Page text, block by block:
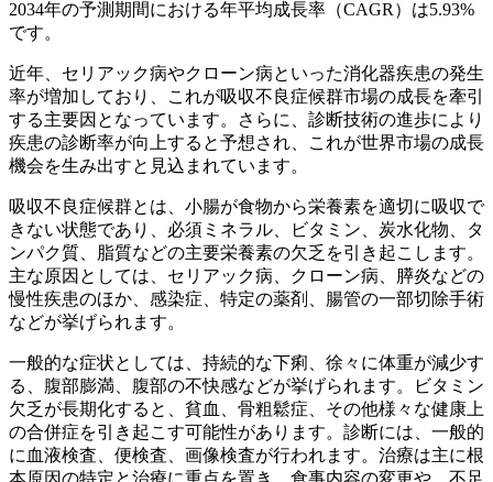
2034年の予測期間における年平均成長率（CAGR）は5.93%
です。
近年、セリアック病やクローン病といった消化器疾患の発生
率が増加しており、これが吸収不良症候群市場の成長を牽引
する主要因となっています。さらに、診断技術の進歩により
疾患の診断率が向上すると予想され、これが世界市場の成長
機会を生み出すと見込まれています。
吸収不良症候群とは、小腸が食物から栄養素を適切に吸収で
きない状態であり、必須ミネラル、ビタミン、炭水化物、タ
ンパク質、脂質などの主要栄養素の欠乏を引き起こします。
主な原因としては、セリアック病、クローン病、膵炎などの
慢性疾患のほか、感染症、特定の薬剤、腸管の一部切除手術
などが挙げられます。
一般的な症状としては、持続的な下痢、徐々に体重が減少す
る、腹部膨満、腹部の不快感などが挙げられます。ビタミン
欠乏が長期化すると、貧血、骨粗鬆症、その他様々な健康上
の合併症を引き起こす可能性があります。診断には、一般的
に血液検査、便検査、画像検査が行われます。治療は主に根
本原因の特定と治療に重点を置き、食事内容の変更や、不足